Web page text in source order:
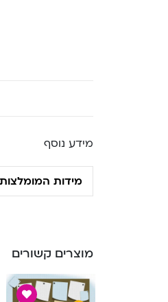
מידע נוסף
מידות
מוצרים קשורים